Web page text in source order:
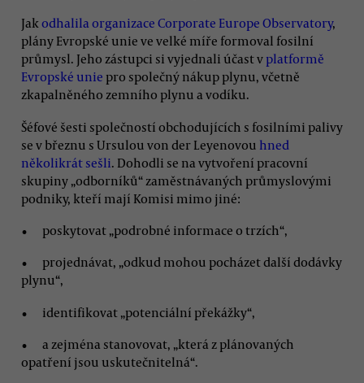
Jakodhalila organizace Corporate Europe Observatory,
plány Evropské unie ve velké míře formoval fosilní
průmysl. Jeho zástupci si vyjednali účast v platformě
Evropské unie pro společný nákup plynu, včetně
zkapalněného zemního plynu a vodíku.
Šéfové šesti společností obchodujících s fosilními palivy
se v březnu s Ursulou von der Leyenovou hned
několikrát sešli. Dohodli se na vytvoření pracovní
skupiny „odborníků“ zaměstnávaných průmyslovými
podniky, kteří mají Komisi mimo jiné:
poskytovat „podrobné informace o trzích“,
projednávat, „odkud mohou pocházet další dodávky
plynu“,
identifikovat „potenciální překážky“,
a zejména stanovovat, „která z plánovaných
opatření jsou uskutečnitelná“.